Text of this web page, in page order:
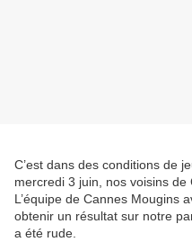
C’est dans des conditions de
mercredi 3 juin, nos voisins de
L’équipe de Cannes Mougins
obtenir un résultat sur notre
a été rude.